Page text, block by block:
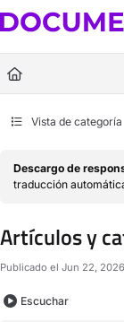
Fetch the complete
Use this file to discover
Vista de categoría
Descargo de
traducción
Artículos y
Publicado el Jun 22, 2026
Escuchar